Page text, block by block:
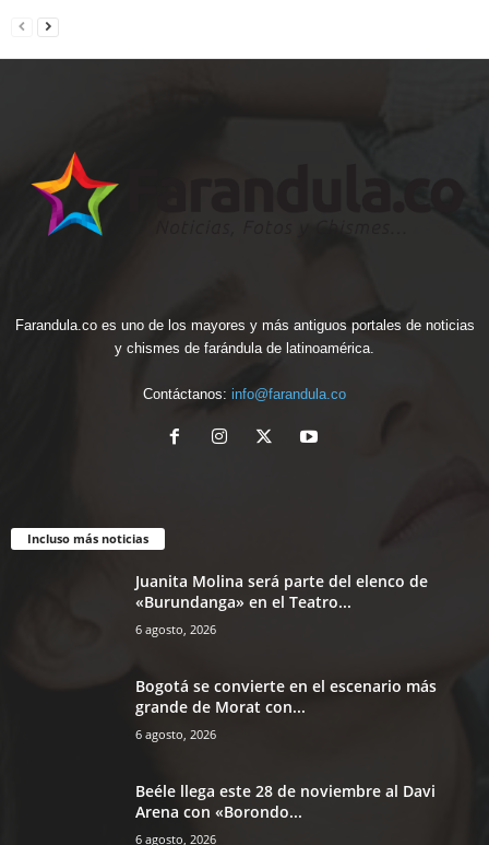
Farandula.co es uno de los mayores y más antiguos portales de noticias
y chismes de farándula de latinoamérica.
Contáctanos: info@farandula.co
Incluso más noticias
Juanita Molina será parte del elenco de
«Burundanga» en el Teatro...
6 agosto, 2026
Bogotá se convierte en el escenario más
grande de Morat con...
6 agosto, 2026
Beéle llega este 28 de noviembre al Davi
Arena con «Borondo...
6 agosto, 2026